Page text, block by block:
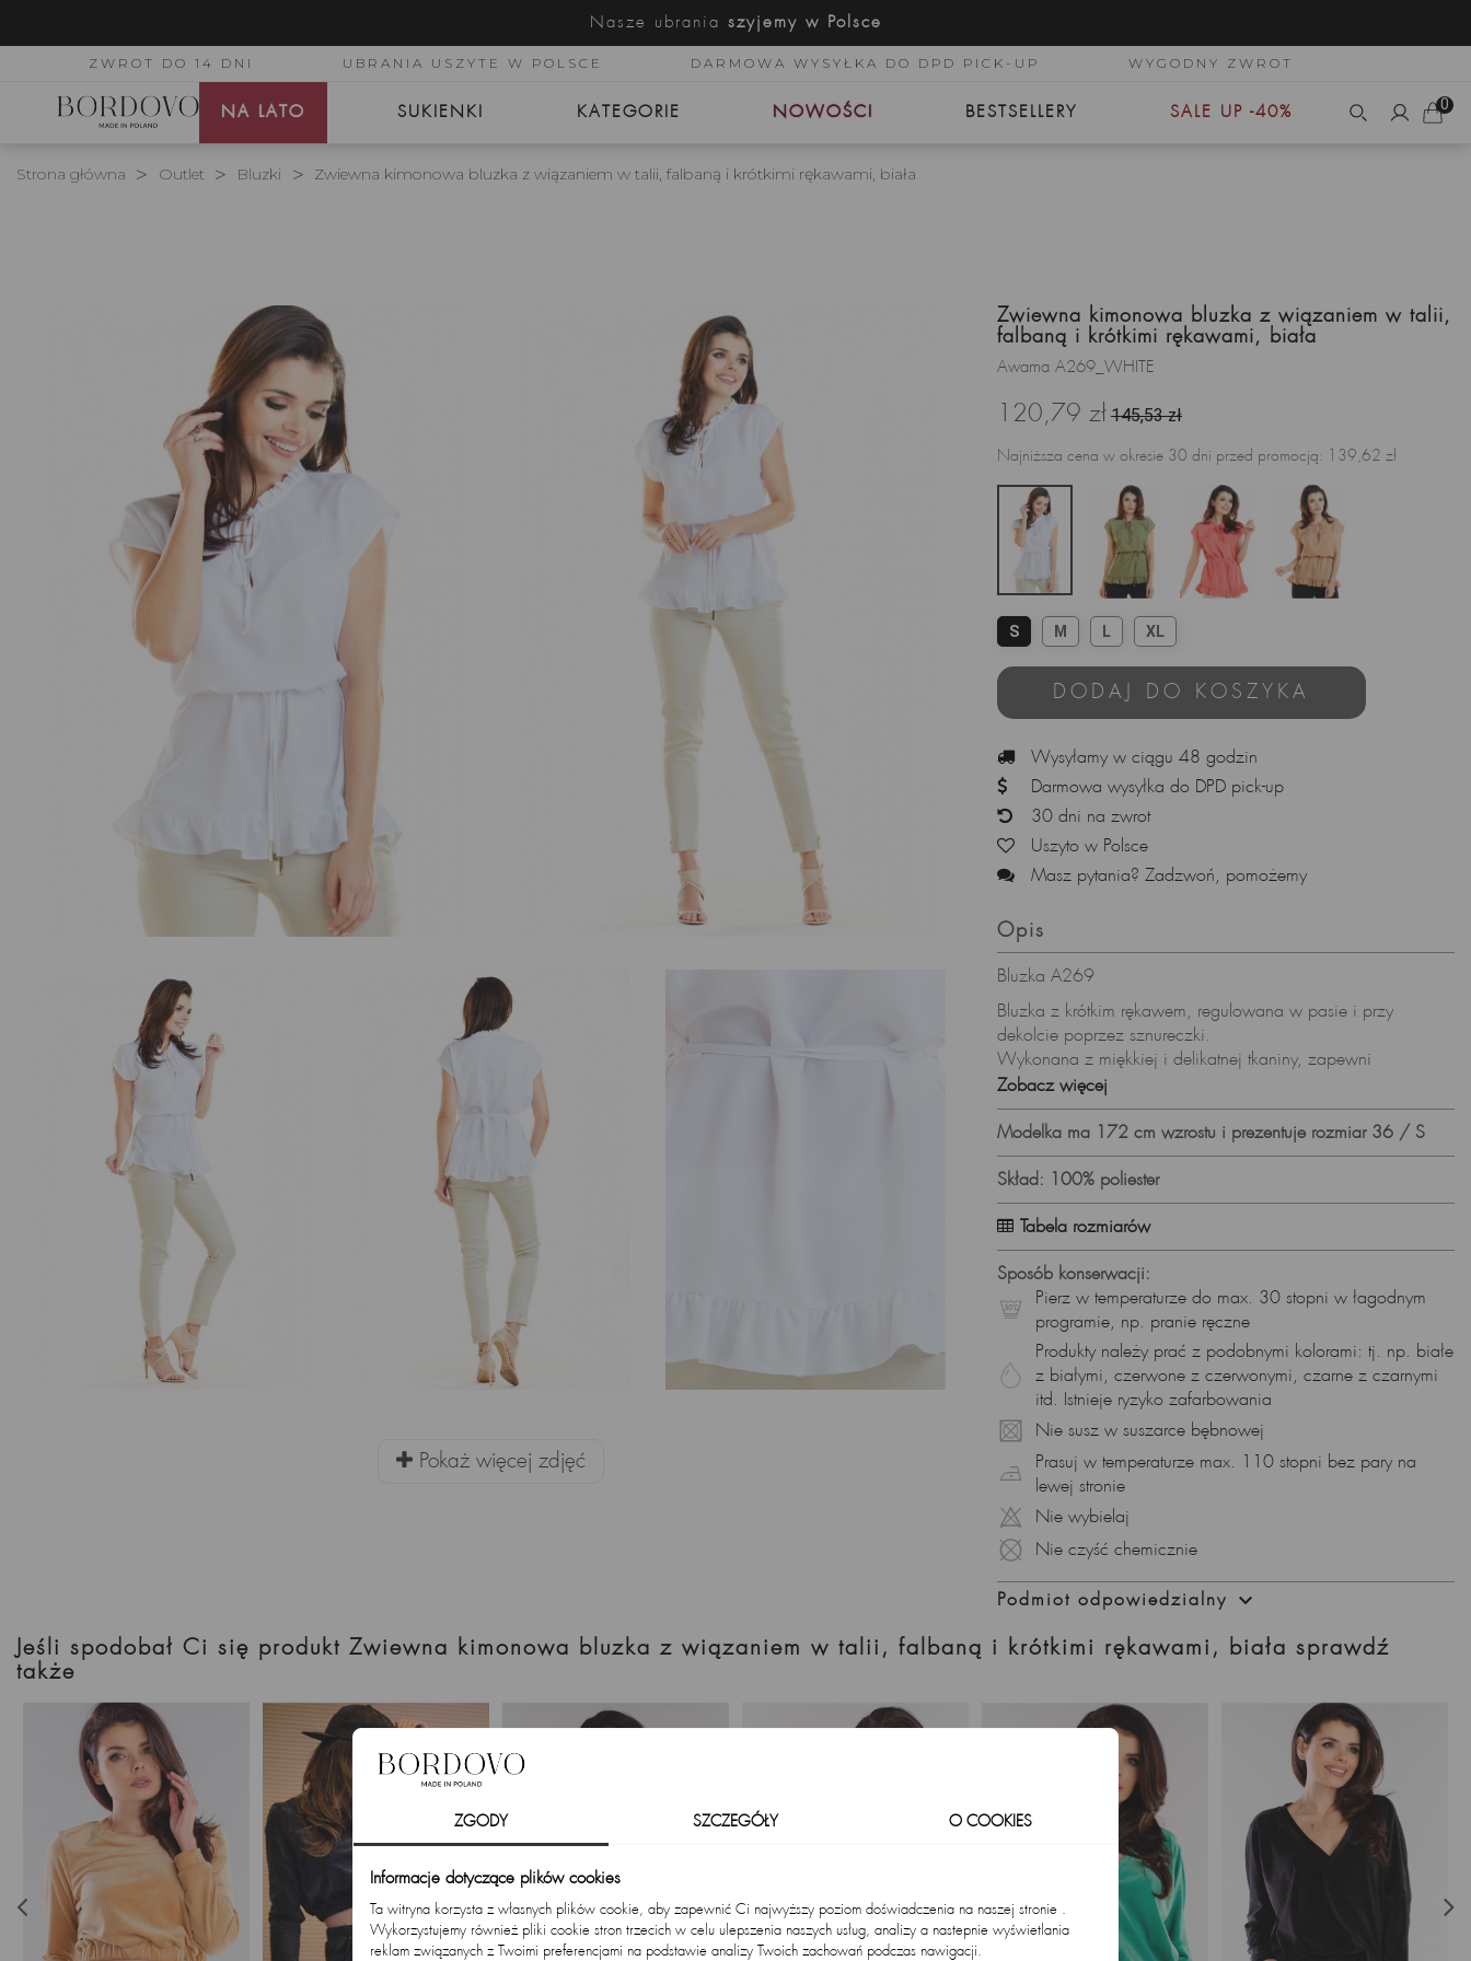
Nasze ubrania szyjemy w Polsce
ZWROT DO 14 DNI UBRANIA USZYTE W POLSCE DARMOWA WYSYŁKA DO DPD PICK-UP WYGODNY ZWROT
NA LATO SUKIENKI KATEGORIE NOWOŚCI BESTSELLERY SALE UP -40% 0
Strona główna Outlet Bluzki Zwiewna kimonowa bluzka z wiązaniem w talii, falbaną i krótkimi rękawami, biała
Pokaż więcej zdjęć
Zwiewna kimonowa bluzka z wiązaniem w talii,
falbaną i krótkimi rękawami, biała
Awama A269_WHITE
120,79 zł 145,53 zł
Najniższa cena w okresie 30 dni przed promocją: 139,62 zł
S M L XL
DODAJ DO KOSZYKA
Wysyłamy w ciągu 48 godzin
Darmowa wysyłka do DPD pick-up
30 dni na zwrot
Uszyto w Polsce
Masz pytania? Zadzwoń, pomożemy
Opis
Bluzka A269
Bluzka z krótkim rękawem, regulowana w pasie i przy
dekolcie poprzez sznureczki.
Wykonana z miękkiej i delikatnej tkaniny, zapewni
niesamowity komfort noszenia i wygodę.
Świetnie sprawdzi się do ołówkowej spódnicy, dżinsów lub
szerokich spodni.
Subtelne falbanki nadają całości lekko zmysłowego
charakteru.
Pierz w 30 stopniach w delikatnym detergencie, nie wybielaj,
nie susz w suszarce.
Prasuj w niskiej temperaturze.
Produkt wyprodukowany w Polsce.
Skład surowcowy:
Tkanina: 100% poliester
Prezentowany rozmiar: 36, wzrost modelki: 172
Zobacz więcej
Modelka ma 172 cm wzrostu i prezentuje rozmiar 36 / S
Skład: 100% poliester
Tabela rozmiarów
Sposób konserwacji:
Pierz w temperaturze do max. 30 stopni w łagodnym
programie, np. pranie ręczne
Produkty należy prać z podobnymi kolorami: tj. np. białe
z białymi, czerwone z czerwonymi, czarne z czarnymi
itd. Istnieje ryzyko zafarbowania
Nie susz w suszarce bębnowej
Prasuj w temperaturze max. 110 stopni bez pary na
lewej stronie
Nie wybielaj
Nie czyść chemicznie
Podmiot odpowiedzialny 
Jeśli spodobał Ci się produkt Zwiewna kimonowa bluzka z wiązaniem w talii, falbaną i krótkimi rękawami, biała sprawdź
także
ZGODY SZCZEGÓŁY O COOKIES
Informacje dotyczące plików cookies
Ta witryna korzysta z własnych plików cookie, aby zapewnić Ci najwyższy poziom doświadczenia na naszej stronie .
Wykorzystujemy również pliki cookie stron trzecich w celu ulepszenia naszych usług, analizy a nastepnie wyświetlania
reklam związanych z Twoimi preferencjami na podstawie analizy Twoich zachowań podczas nawigacji.